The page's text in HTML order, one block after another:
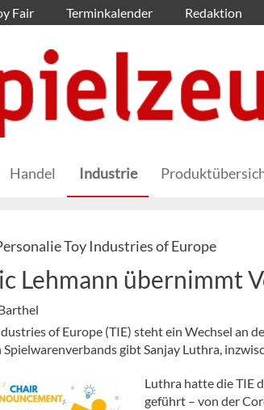
Fair Terminkalender Redaktion
Handel Industrie
Toy Industries of Europe
Lehmann übernimmt
of Europe (TIE) steht ein Wechsel an
gibt Sanjay Luthra,
Luthra hatte die TIE
geführt – von der